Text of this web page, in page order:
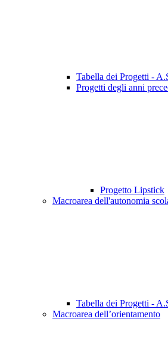
Tabella dei Progetti -
Progetti degli anni
Progetto Lipstick
Macroarea dell'autonomia
Tabella dei Progetti -
Macroarea dell’orientamento